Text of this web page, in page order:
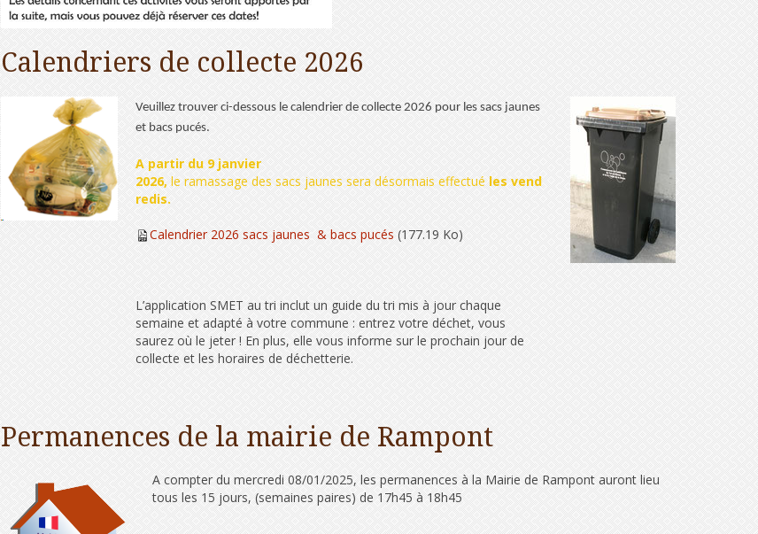
Calendriers de collecte 2026
Veuillez trouver ci-dessous le calendrier de collecte 2026 pour les sacs jaunes
et bacs pucés.
A partir du 9 janvier
2026,le ramassage des sacs jaunes sera désormais effectuéles vend
redis.
Calendrier 2026 sacs jaunes & bacs pucés(177.19 Ko)
L’application SMET au tri inclut un guide du tri mis à jour chaque
semaine et adapté à votre commune : entrez votre déchet, vous
saurez où le jeter ! En plus, elle vous informe sur le prochain jour de
collecte et les horaires de déchetterie.
Permanences de la mairie de Rampont
A compter du mercredi 08/01/2025, les permanences à la Mairie de Rampont auront lieu
tous les 15 jours, (semaines paires) de 17h45 à 18h45